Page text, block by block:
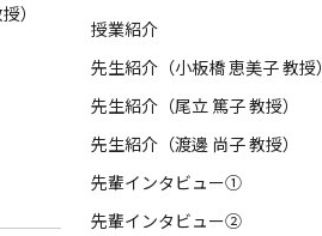
）
授業紹介
先生紹介（小板橋 恵美子 教授）
先生紹介（尾立 篤子 教授）
先生紹介（渡邊 尚子 教授）
先輩インタビュー①
先輩インタビュー②